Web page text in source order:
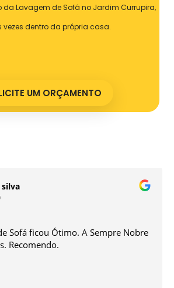
Lavagem de Sofá no Jardim Currupira,
vezes dentro da própria casa.
UM ORÇAMENTO
Ferreira
sensacional. O atendimento é
agendamento quanto na